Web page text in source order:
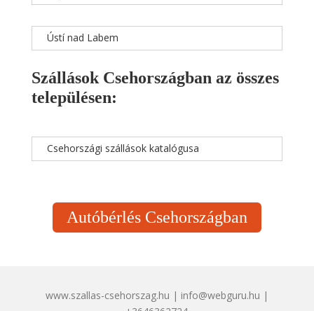
Ústí nad Labem
Szállások Csehországban az összes
településen:
Csehországi szállások katalógusa
Autóbérlés Csehországban
www.szallas-csehorszag.hu | info@webguru.hu |